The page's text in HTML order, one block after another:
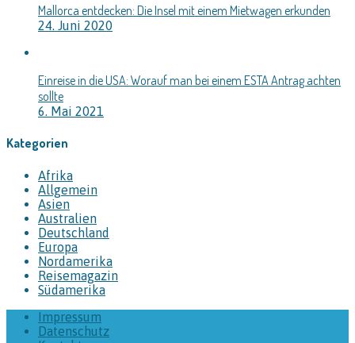
Mallorca entdecken: Die Insel mit einem Mietwagen erkunden
24. Juni 2020
Einreise in die USA: Worauf man bei einem ESTA Antrag achten
sollte
6. Mai 2021
Kategorien
Afrika
Allgemein
Asien
Australien
Deutschland
Europa
Nordamerika
Reisemagazin
Südamerika
Impressum
Datenschutz